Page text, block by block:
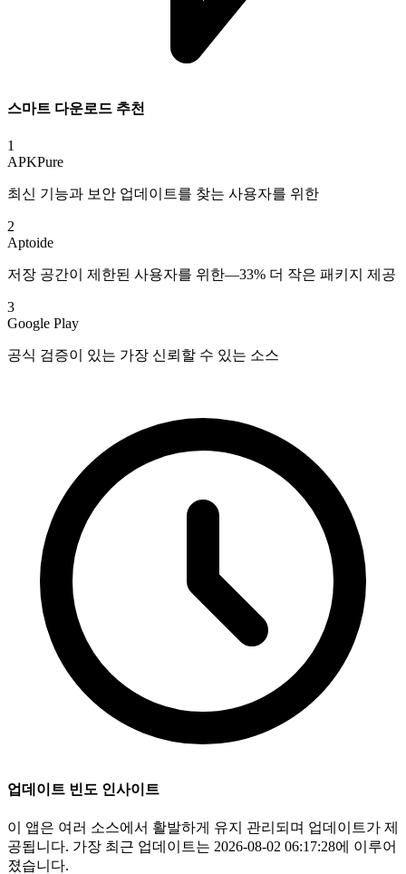
스마트 다운로드 추천
1
APKPure
최신 기능과 보안 업데이트를 찾는 사용자를 위한
2
Aptoide
저장 공간이 제한된 사용자를 위한—33% 더 작은 패키지 제공
3
Google Play
공식 검증이 있는 가장 신뢰할 수 있는 소스
업데이트 빈도 인사이트
이 앱은 여러 소스에서 활발하게 유지 관리되며 업데이트가 제
공됩니다. 가장 최근 업데이트는 2026-08-02 06:17:28에 이루어
졌습니다.